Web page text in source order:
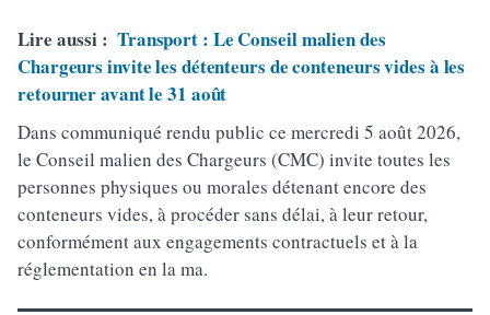
Lire aussi : Transport : Le Conseil malien des
Chargeurs invite les détenteurs de conteneurs vides à les
retourner avant le 31 août
Dans communiqué rendu public ce mercredi 5 août 2026,
le Conseil malien des Chargeurs (CMC) invite toutes les
personnes physiques ou morales détenant encore des
conteneurs vides, à procéder sans délai, à leur retour,
conformément aux engagements contractuels et à la
réglementation en la ma.